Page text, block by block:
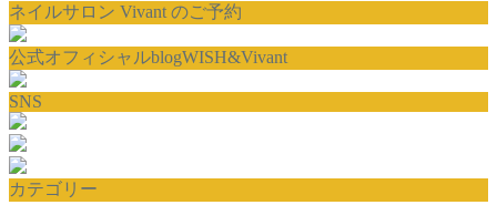
ネイルサロン Vivant のご予約
公式オフィシャルblogWISH&Vivant
SNS
カテゴリー